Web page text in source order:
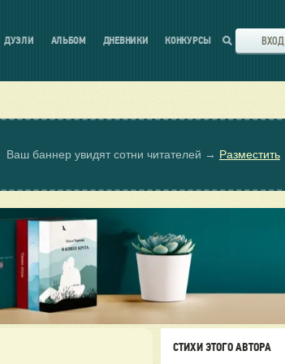
ДУЭЛИ АЛЬБОМ ДНЕВНИКИ КОНКУРСЫ ВХОД
Ваш баннер увидят сотни читателей → Разместить
СТИХИ ЭТОГО АВТОРА